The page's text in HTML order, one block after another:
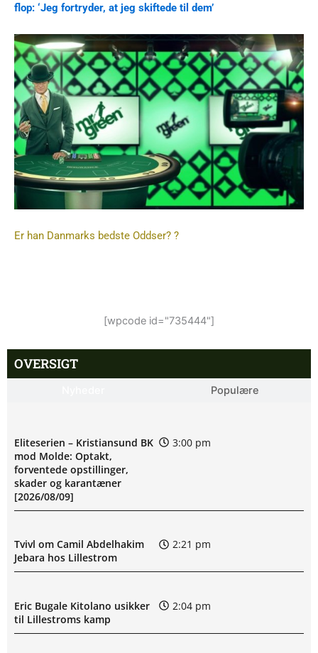
flop: ‘Jeg fortryder, at jeg skiftede til dem’
Er han Danmarks bedste Oddser? ?
[wpcode id="735444"]
OVERSIGT
Populære
Eliteserien – Kristiansund BK
mod Molde: Optakt,
forventede opstillinger,
skader og karantæner
[2026/08/09]
3:00 pm
Tvivl om Camil Abdelhakim
Jebara hos Lillestrom
2:21 pm
Eric Bugale Kitolano usikker
til Lillestroms kamp
2:04 pm